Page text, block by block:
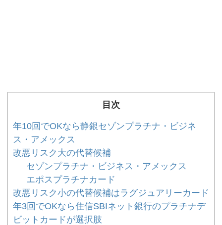
目次
年10回でOKなら静銀セゾンプラチナ・ビジネ
ス・アメックス
改悪リスク大の代替候補
セゾンプラチナ・ビジネス・アメックス
エポスプラチナカード
改悪リスク小の代替候補はラグジュアリーカード
年3回でOKなら住信SBIネット銀行のプラチナデ
ビットカードが選択肢